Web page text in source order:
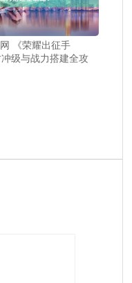
《荣耀出征手
级与战力搭建全攻